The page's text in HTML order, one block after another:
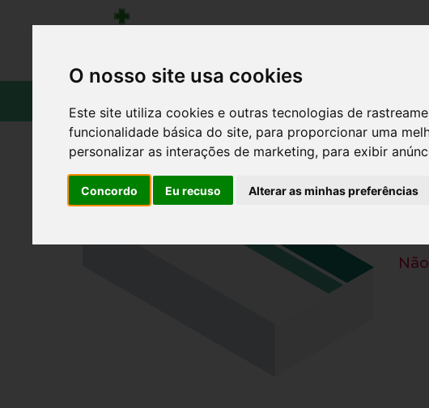
O nosso site usa cookies
Este site utiliza cookies e outras tecnologias de
funcionalidade básica do site, para proporcionar uma
personalizar as interações de marketing, para exibir
Concordo Eu recuso Alterar as minhas preferências
Ref.: